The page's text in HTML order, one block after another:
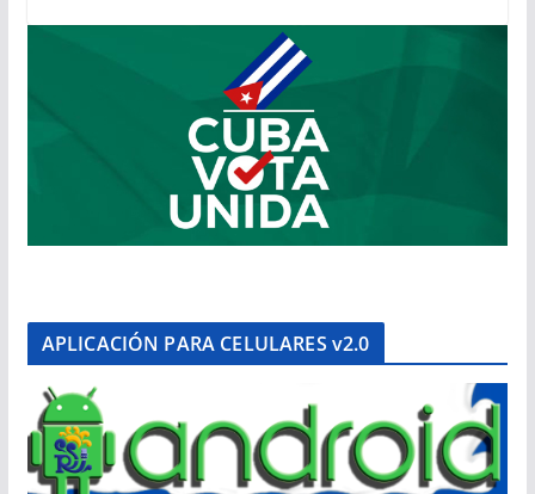
APLICACIÓN PARA CELULARES v2.0